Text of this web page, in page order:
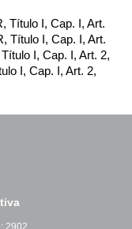
Título I, Cap. I, Art.
Título I, Cap. I, Art.
I, Cap. I, Art. 2,
I, Cap. I, Art. 2,